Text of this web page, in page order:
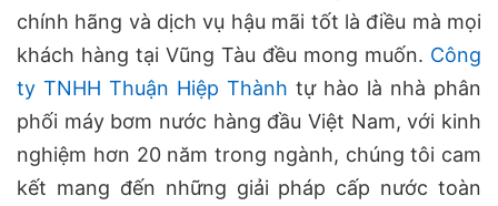
chính hãng và dịch vụ hậu mãi tốt là điều mà mọi
khách hàng tại Vũng Tàu đều mong muốn. Công
ty TNHH Thuận Hiệp Thành tự hào là nhà phân
phối máy bơm nước hàng đầu Việt Nam, với kinh
nghiệm hơn 20 năm trong ngành, chúng tôi cam
kết mang đến những giải pháp cấp nước toàn